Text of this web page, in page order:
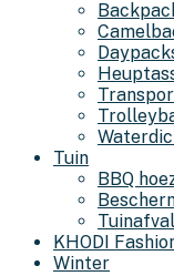
Tuin
BBQ
KHODI
Winter